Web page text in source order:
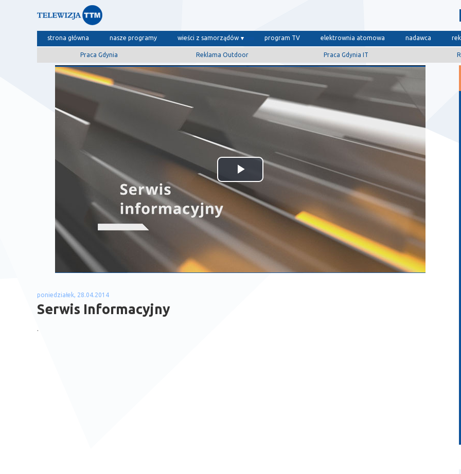
strona główna nasze programy wieści z samorządów program TV elektrownia atomowa nadawca
Praca Gdynia Reklama Outdoor Praca Gdynia IT
Odtwórz
wideo
poniedziałek, 28.04.2014
Serwis Informacyjny
.